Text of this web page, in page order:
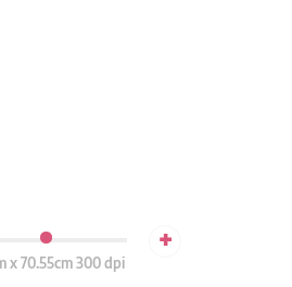
x 70.55cm 300 dpi
+